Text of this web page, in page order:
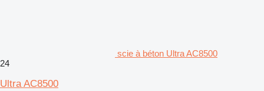
scie à béton Ultra AC8500
24
Ultra AC8500